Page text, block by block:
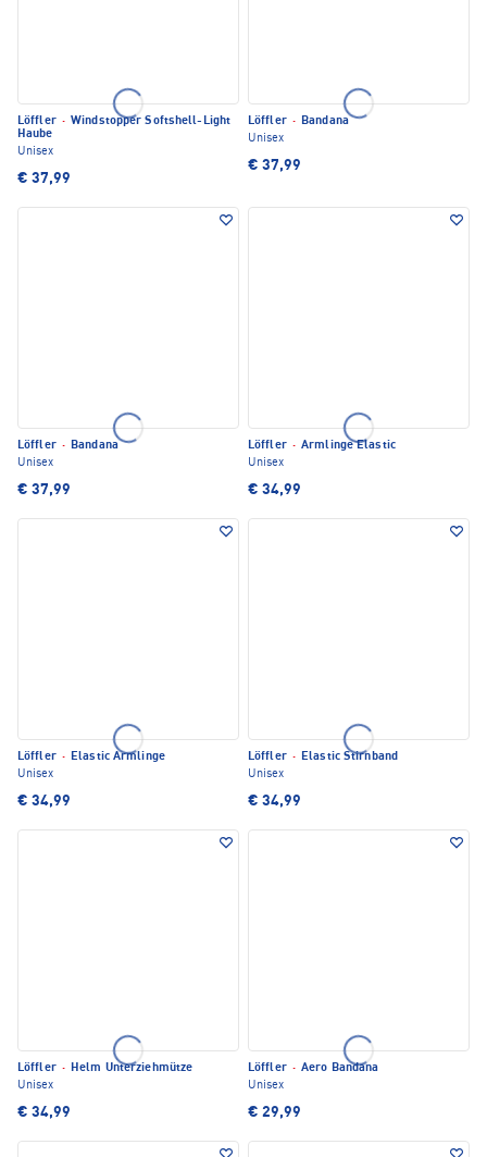
Löffler · Windstopper Softshell-Light
Haube
Unisex
€ 37,99
Löffler · Bandana
Unisex
€ 37,99
Löffler · Bandana
Unisex
€ 37,99
Löffler · Armlinge Elastic
Unisex
€ 34,99
Löffler · Elastic Armlinge
Unisex
€ 34,99
Löffler · Elastic Stirnband
Unisex
€ 34,99
Löffler · Helm Unterziehmütze
Unisex
€ 34,99
Löffler · Aero Bandana
Unisex
€ 29,99